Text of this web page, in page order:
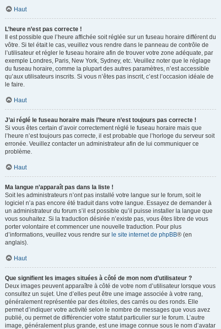
Haut
L’heure n’est pas correcte !
Il est possible que l’heure affichée soit réglée sur un fuseau horaire différent du
vôtre. Si tel était le cas, veuillez vous rendre dans le panneau de contrôle de
l’utilisateur et régler le fuseau horaire afin de trouver votre zone adéquate, par
exemple Londres, Paris, New York, Sydney, etc. Veuillez noter que le réglage
du fuseau horaire, comme la plupart des autres paramètres, n’est accessible
qu’aux utilisateurs inscrits. Si vous n’êtes pas inscrit, c’est l’occasion idéale de
le faire.
Haut
J’ai réglé le fuseau horaire mais l’heure n’est toujours pas correcte !
Si vous êtes certain d’avoir correctement réglé le fuseau horaire mais que
l’heure n’est toujours pas correcte, il est probable que l’horloge du serveur soit
erronée. Veuillez contacter un administrateur afin de lui communiquer ce
problème.
Haut
Ma langue n’apparaît pas dans la liste !
Soit les administrateurs n’ont pas installé votre langue sur le forum, soit le
logiciel n’a pas encore été traduit dans votre langue. Essayez de demander à
un administrateur du forum s’il est possible qu’il puisse installer la langue que
vous souhaitez. Si la traduction désirée n’existe pas, vous êtes libre de vous
porter volontaire et commencer une nouvelle traduction. Pour plus
d’informations, veuillez vous rendre sur le site internet de phpBB® (en
anglais).
Haut
Que signifient les images situées à côté de mon nom d’utilisateur ?
Deux images peuvent apparaître à côté de votre nom d’utilisateur lorsque vous
consultez un sujet. Une d’elles peut être une image associée à votre rang,
généralement représentée par des étoiles, des carrés ou des ronds. Elle
permet d’indiquer votre activité selon le nombre de messages que vous avez
publié, ou permet de différencier votre statut particulier sur le forum. L’autre
image, généralement plus grande, est une image connue sous le nom d’avatar